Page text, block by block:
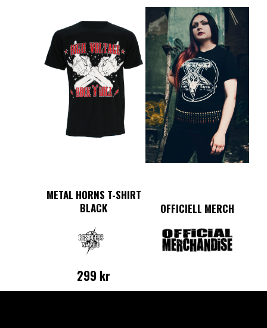
här
produkten
har
flera
varianter.
De
olika
alternativen
väljas
produktsidan
METAL HORNS T-SHIRT
BLACK
299 kr
Den
OFFICIELL MERCH